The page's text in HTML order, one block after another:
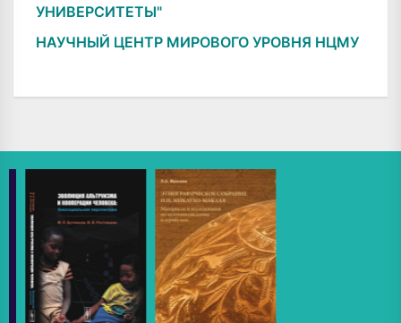
УНИВЕРСИТЕТЫ"
НАУЧНЫЙ ЦЕНТР МИРОВОГО УРОВНЯ НЦМУ